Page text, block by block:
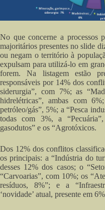
No que concerne a processos
majoritários presentes no slide
ou negam o território à
expulsam para utilizá-lo em
forem. Na listagem estão
responsáveis por 14% dos
siderurgia”, com 7%; as
hidrelétricas”, ambas com
petróleo/gás”, 5%; a “Pesca
todas com 3%, a
gasodutos” e os “Agrotóxicos.
Dos 12% dos conflitos
os principais: a “Indústria do
desses 12% dos casos; o
“Carvoarias”, com 10%; os
resíduos, 8%”; e a
‘novidade’ atual, presente em